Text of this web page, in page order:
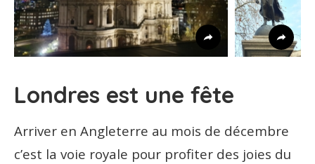
Londres est une fête
Arriver en Angleterre au mois de décembre
c’est la voie royale pour profiter des joies du